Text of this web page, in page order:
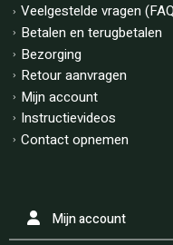
Veelgestelde vragen
Betalen en terugbetalen
Bezorging
Retour aanvragen
Mijn account
Instructievideos
Contact opnemen
Mijn account